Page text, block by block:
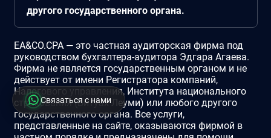
другого государственного органа.
EA&CO.CPA — это частная аудиторская фирма под
руководством бухгалтера-аудитора Эдгара Агаева.
Фирма не является государственным органом и не
действует от имени Регистратора компаний,
Налогового управления, Института национального
страхования (Битуах Леуми) или любого другого
государственного органа. Все услуги,
представленные на сайте, оказываются фирмой в
Связаться с нами